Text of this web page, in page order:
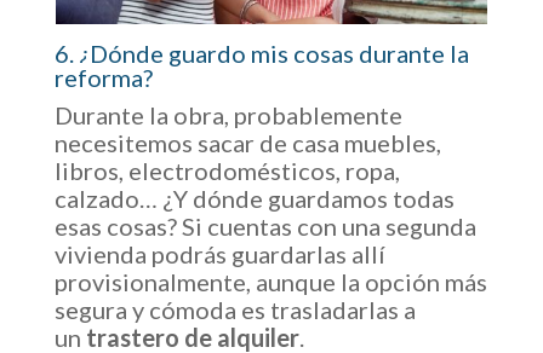
6. ¿Dónde guardo mis cosas durante la
reforma?
Durante la obra, probablemente
necesitemos sacar de casa muebles,
libros, electrodomésticos, ropa,
calzado… ¿Y dónde guardamos todas
esas cosas? Si cuentas con una segunda
vivienda podrás guardarlas allí
provisionalmente, aunque la opción más
segura y cómoda es trasladarlas a
un trastero de alquiler.